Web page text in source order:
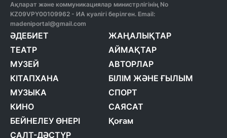
Ақпарат және коммуникациялар министрлігінің No
KZ09VPY00109962 - ИА куәлігі берілген. Email:
madeniportal@gmail.com
ӘДЕБИЕТ
ТЕАТР
МУЗЕЙ
КІТАПХАНА
МУЗЫКА
КИНО
БЕЙНЕЛЕУ ӨНЕРІ
САЛТ-ДӘСТҮР
ЖАҢАЛЫҚТАР
АЙМАҚТАР
АВТОРЛАР
БІЛІМ ЖӘНЕ ҒЫЛЫМ
СПОРТ
САЯСАТ
Қоғам